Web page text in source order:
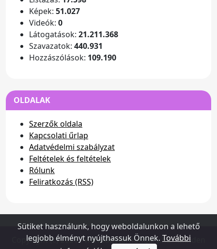
Képek: 51.027
Videók: 0
Látogatások: 21.211.368
Szavazatok: 440.931
Hozzászólások: 109.190
OLDALAK
Szerzők oldala
Kapcsolati űrlap
Adatvédelmi szabályzat
Feltételek és feltételek
Rólunk
Feliratkozás (RSS)
Copyright (c) 2026 - www.dusterhungary.hu - Minden
Sütiket használunk, hogy weboldalunkon a lehető
legjobb élményt nyújthassuk Önnek. További